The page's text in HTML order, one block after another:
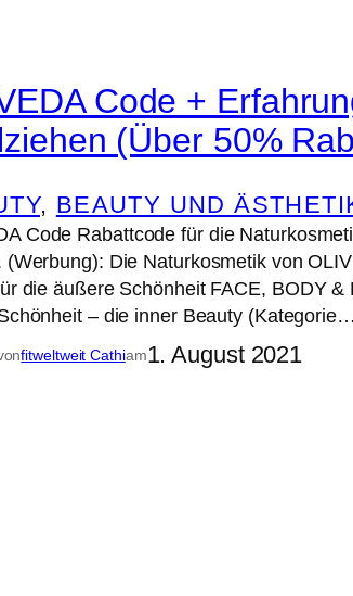
Code +
(Über 50%
, BEAUTY UND
Code Rabattcode für die
(Werbung): Die Naturkosmetik von
die äußere Schönheit FACE, BODY
– die inner Beauty (Kategorie…
fitweltweit Cathiam1. August 2021